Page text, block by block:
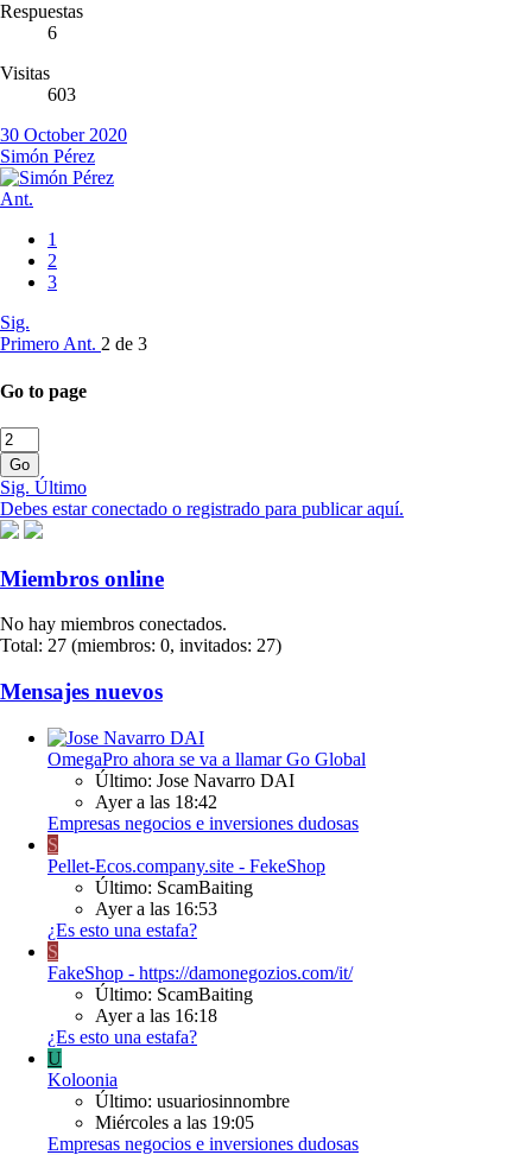
Respuestas
6
Visitas
603
30 October 2020
Simón Pérez
Ant.
1
2
3
Sig.
Primero Ant. 2 de 3
Go to page
Go
Sig. Último
Debes estar conectado o registrado para publicar aquí.
Miembros online
No hay miembros conectados.
Total: 27 (miembros: 0, invitados: 27)
Mensajes nuevos
OmegaPro ahora se va a llamar Go Global
Último: Jose Navarro DAI
Ayer a las 18:42
Empresas negocios e inversiones dudosas
S
Pellet-Ecos.company.site - FekeShop
Último: ScamBaiting
Ayer a las 16:53
¿Es esto una estafa?
S
FakeShop - https://damonegozios.com/it/
Último: ScamBaiting
Ayer a las 16:18
¿Es esto una estafa?
U
Koloonia
Último: usuariosinnombre
Miércoles a las 19:05
Empresas negocios e inversiones dudosas